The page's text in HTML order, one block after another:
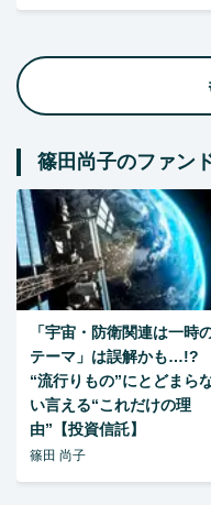
篠田尚子のファン
「宇宙・防衛関連は一時
テーマ」は誤解かも…!?
“流行りもの”にとどまら
い言える“これだけの理
由”【投資信託】
篠田 尚子